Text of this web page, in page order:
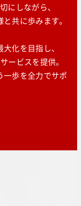
にしながら、
共に歩みます。
化を目指し、
ービスを提供。
一歩を全力でサポ